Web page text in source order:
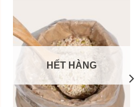
HẾT HÀNG